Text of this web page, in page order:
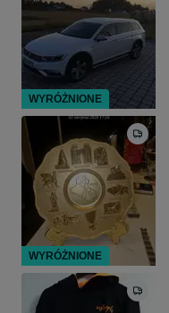
WYRÓŻNIONE
WYRÓŻNIONE